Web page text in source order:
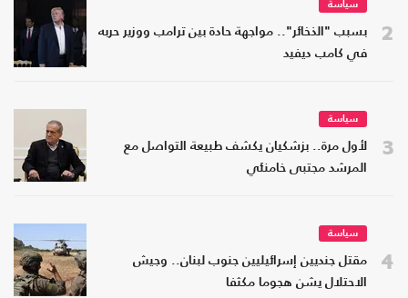
2
سياسة
بسبب "الذخائر".. مواجهة حادة بين ترامب ووزير حربه
في كامب ديفيد
3
سياسة
لأول مرة.. بزشكيان يكشف طبيعة التواصل مع
المرشد مجتبى خامنئي
4
سياسة
مقتل جنديين إسرائيليين جنوب لبنان.. وجيش
الاحتلال يشن هجوما مكثفا